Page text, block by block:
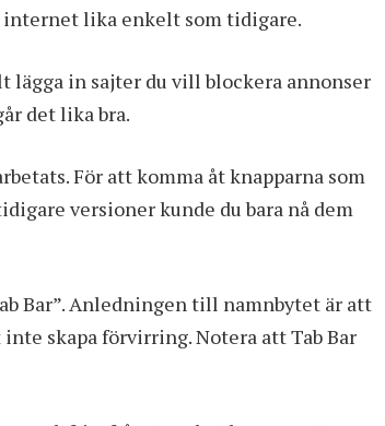
internet lika enkelt som tidigare.
in sajter du vill blockera annonser
det lika bra.
För att komma åt knapparna som
versioner kunde du bara nå dem
Bar”. Anledningen till namnbytet är att
skapa förvirring. Notera att Tab Bar